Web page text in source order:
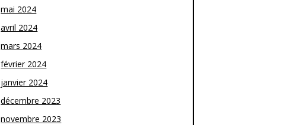
mai 2024
avril 2024
mars 2024
février 2024
janvier 2024
décembre 2023
novembre 2023